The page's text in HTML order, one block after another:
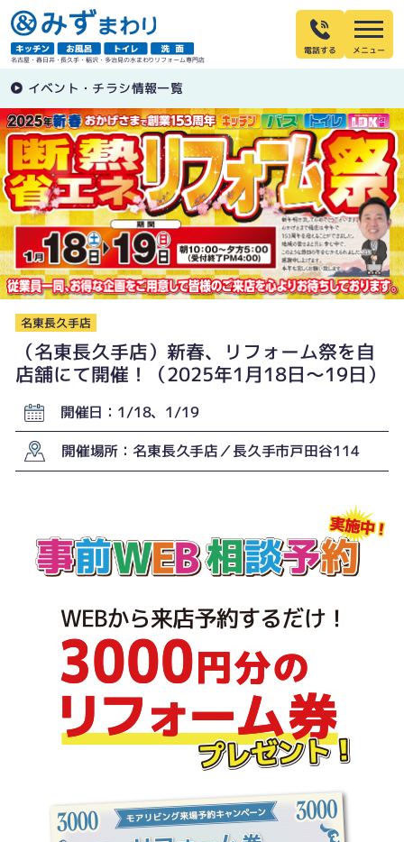
名古屋・春日井・長久手・稲沢・多治見の水まわりリフォーム専門店
電話する
イベント・チラシ情報一覧
名東長久手店
（名東長久手店）新春、リフォーム祭を自
店舗にて開催！（2025年1月18日〜19日）
開催日：1/18、1/19
開催場所：名東長久手店／長久手市戸田谷114